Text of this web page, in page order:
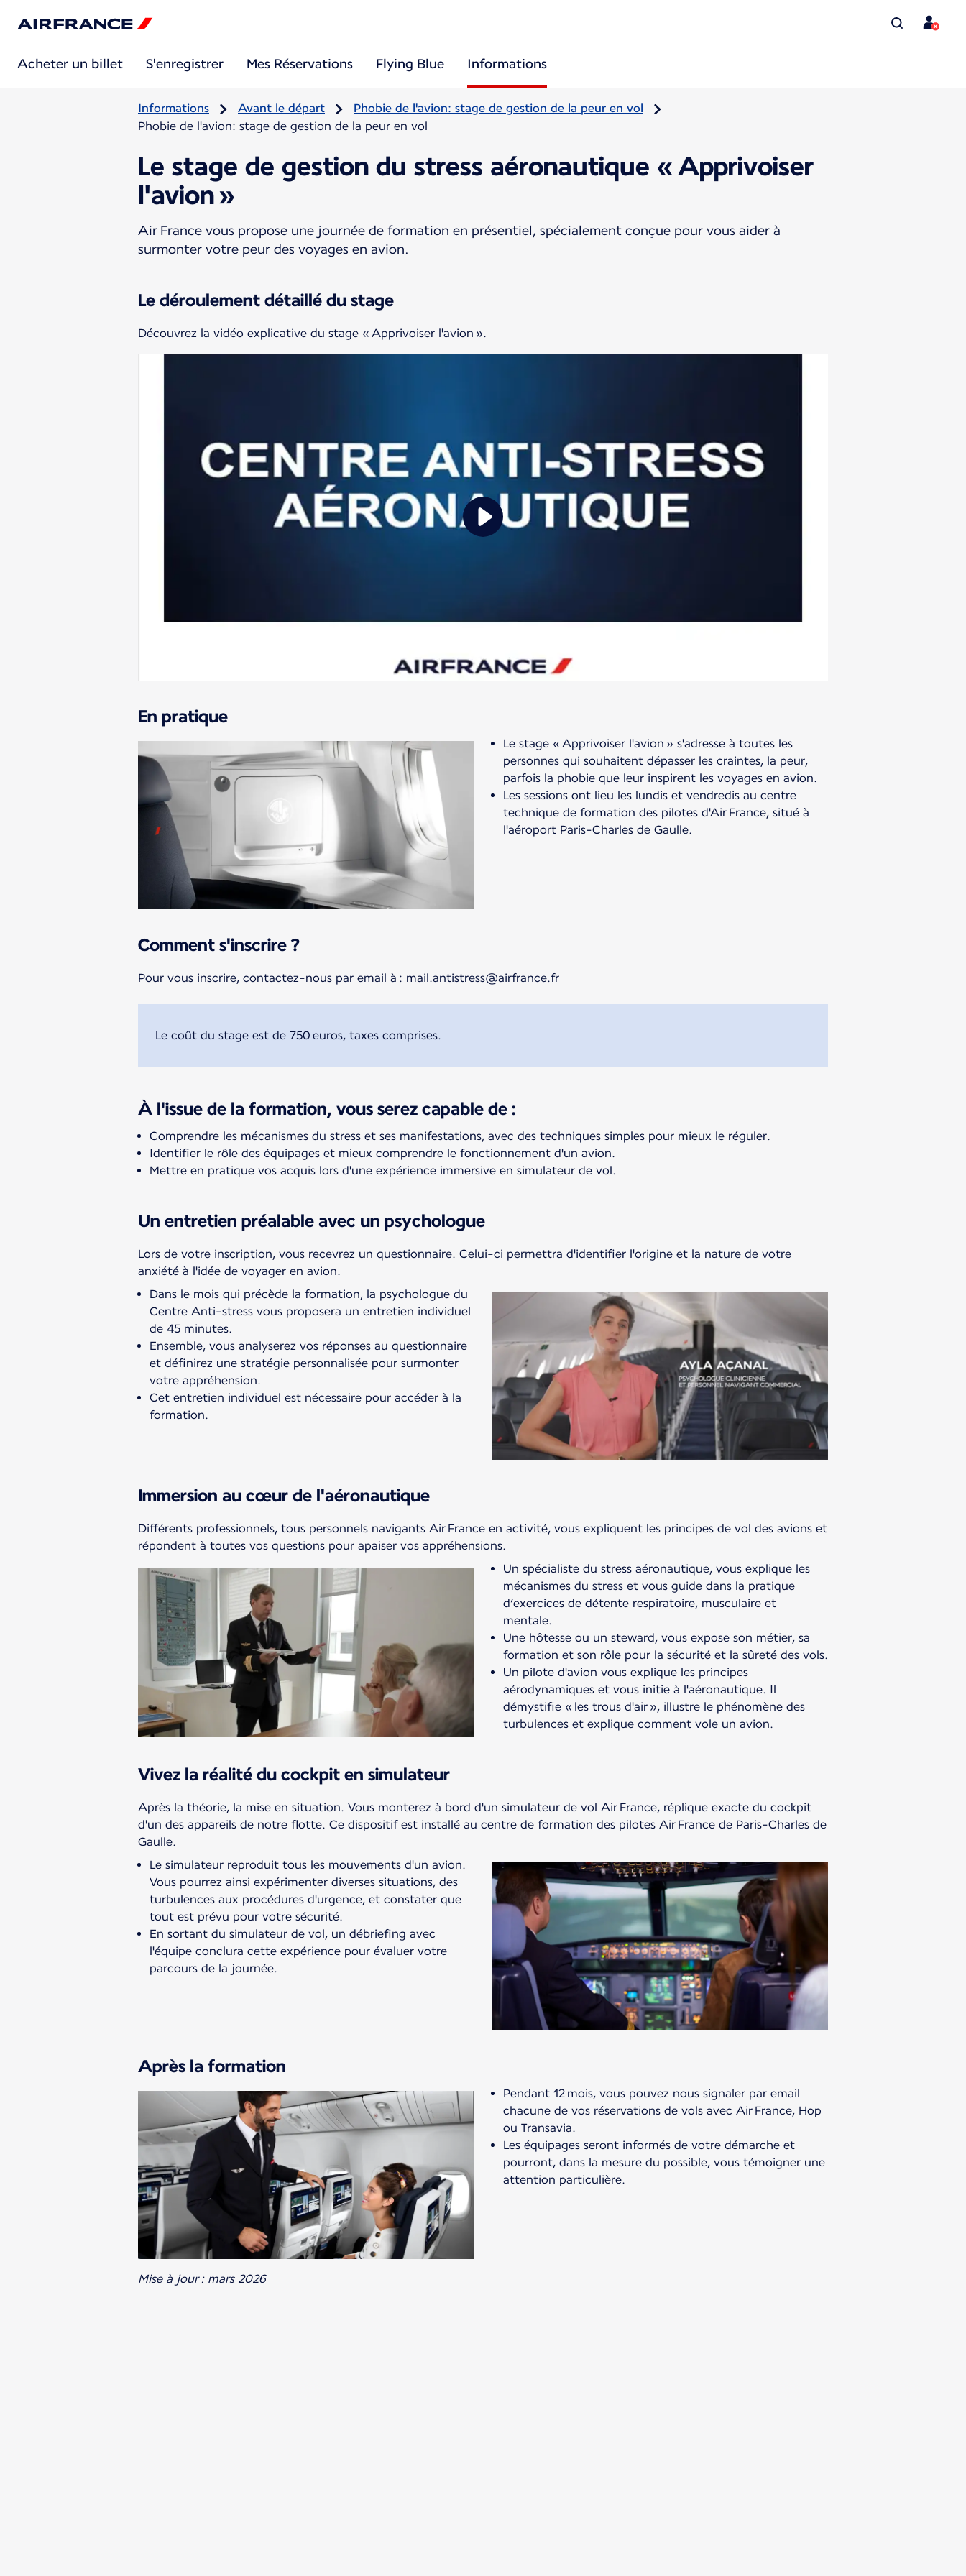
Acheter un billet S'enregistrer Mes Réservations Flying Blue Informations
Informations Avant le départ
Phobie de l'avion: stage de gestion de la peur en vol
Phobie de l'avion: stage de gestion de la peur en vol
Le stage de gestion du stress aéronautique « Apprivoiser
l'avion »
Air France vous propose une journée de formation en présentiel, spécialement conçue pour vous aider à
surmonter votre peur des voyages en avion.
Le déroulement détaillé du stage
Découvrez la vidéo explicative du stage « Apprivoiser l'avion ».
En pratique
Le stage « Apprivoiser l'avion » s'adresse à toutes les
personnes qui souhaitent dépasser les craintes, la peur,
parfois la phobie que leur inspirent les voyages en avion.
Les sessions ont lieu les lundis et vendredis au centre
technique de formation des pilotes d'Air France, situé à
l'aéroport Paris-Charles de Gaulle.
Comment s'inscrire ?
Pour vous inscrire, contactez-nous par email à : mail.antistress@airfrance.fr
Le coût du stage est de 750 euros, taxes comprises.
À l'issue de la formation, vous serez capable de :
Comprendre les mécanismes du stress et ses manifestations, avec des techniques simples pour mieux le réguler.
Identifier le rôle des équipages et mieux comprendre le fonctionnement d'un avion.
Mettre en pratique vos acquis lors d'une expérience immersive en simulateur de vol.
Un entretien préalable avec un psychologue
Lors de votre inscription, vous recevrez un questionnaire. Celui-ci permettra d'identifier l'origine et la nature de votre
anxiété à l'idée de voyager en avion.
Dans le mois qui précède la formation, la psychologue du
Centre Anti-stress vous proposera un entretien individuel
de 45 minutes.
Ensemble, vous analyserez vos réponses au questionnaire
et définirez une stratégie personnalisée pour surmonter
votre appréhension.
Cet entretien individuel est nécessaire pour accéder à la
formation.
Immersion au cœur de l'aéronautique
Différents professionnels, tous personnels navigants Air France en activité, vous expliquent les principes de vol des avions et
répondent à toutes vos questions pour apaiser vos appréhensions.
Un spécialiste du stress aéronautique, vous explique les
mécanismes du stress et vous guide dans la pratique
d’exercices de détente respiratoire, musculaire et
mentale.
Une hôtesse ou un steward, vous expose son métier, sa
formation et son rôle pour la sécurité et la sûreté des vols.
Un pilote d'avion vous explique les principes
aérodynamiques et vous initie à l'aéronautique. Il
démystifie « les trous d'air », illustre le phénomène des
turbulences et explique comment vole un avion.
Vivez la réalité du cockpit en simulateur
Après la théorie, la mise en situation. Vous monterez à bord d'un simulateur de vol Air France, réplique exacte du cockpit
d'un des appareils de notre flotte. Ce dispositif est installé au centre de formation des pilotes Air France de Paris-Charles de
Gaulle.
Le simulateur reproduit tous les mouvements d'un avion.
Vous pourrez ainsi expérimenter diverses situations, des
turbulences aux procédures d'urgence, et constater que
tout est prévu pour votre sécurité.
En sortant du simulateur de vol, un débriefing avec
l'équipe conclura cette expérience pour évaluer votre
parcours de la journée.
Après la formation
Pendant 12 mois, vous pouvez nous signaler par email
chacune de vos réservations de vols avec Air France, Hop
ou Transavia.
Les équipages seront informés de votre démarche et
pourront, dans la mesure du possible, vous témoigner une
attention particulière.
Mise à jour : mars 2026